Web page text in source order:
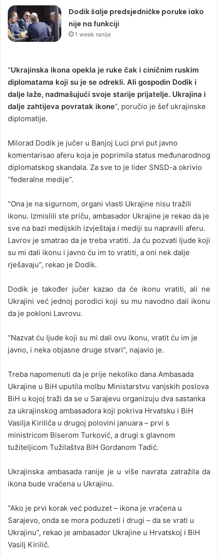
Dodik šalje predsjedničke poruke iako
nije na funkciji
1 week ranije
“Ukrajinska ikona opekla je ruke čak i ciničnim ruskim
diplomatama koji su je se odrekli. Ali gospodin Dodik i
dalje laže, nadmašujući svoje starije prijatelje. Ukrajina i
dalje zahtijeva povratak ikone“, poručio je šef ukrajinske
diplomatije.
Milorad Dodik je jučer u Banjoj Luci prvi put javno
komentarisao aferu koja je poprimila status međunarodnog
diplomatskog skandala. Za sve to je lider SNSD-a okrivio
“federalne medije”.
“Ona je na sigurnom, organi vlasti Ukrajine nisu tražili
ikonu. Izmislili ste priču, ambasador Ukrajine je rekao da je
sve na bazi medijskih izvještaja i mediji su napravili aferu.
Lavrov je smatrao da je treba vratiti. Ja ću pozvati ljude koji
su mi dali ikonu i javno ću im to vratiti, a oni nek dalje
rješavaju”, rekao je Dodik.
Dodik je također jučer kazao da će ikonu vratiti, ali ne
Ukrajini već jednoj porodici koji su mu navodno dali ikonu
da je pokloni Lavrovu.
“Nazvat ću ljude koji su mi dali ovu ikonu, vratit ću im je
javno, i neka objasne druge stvari”, najavio je.
Treba napomenuti da je prije nekoliko dana Ambasada
Ukrajine u BiH uputila molbu Ministarstvu vanjskih poslova
BiH u kojoj traži da se u Sarajevu organizuju dva sastanka
za ukrajinskog ambasadora koji pokriva Hrvatsku i BiH
Vasilja Kiriliča u drugoj polovini januara – prvi s
ministricom Biserom Turković, a drugi s glavnom
tužiteljicom Tužilaštva BiH Gordanom Tadić.
Ukrajinska ambasada ranije je u više navrata zatražila da
ikona bude vraćena u Ukrajinu.
“Ako je prvi korak već poduzet – ikona je vraćena u
Sarajevo, onda se mora poduzeti i drugi – da se vrati u
Ukrajinu”, rekao je ambasador Ukrajine u Hrvatskoj i BiH
Vasilj Kirilič.